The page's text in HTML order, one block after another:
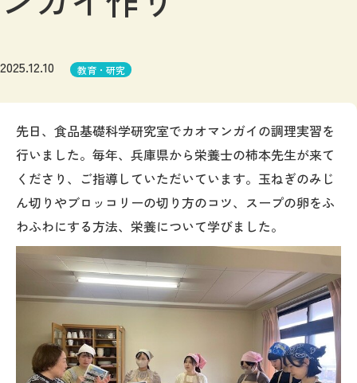
2025.12.10 教育・研究
先日、食品基礎科学研究室でカオマンガイの調理実習を
行いました。毎年、兵庫県から栄養士の柿本先生が来て
くださり、ご指導していただいています。玉ねぎのみじ
ん切りやブロッコリーの切り方のコツ、スープの卵をふ
わふわにする方法、栄養について学びました。